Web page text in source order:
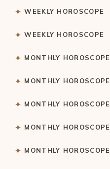
WEEKLY HOROSCOPE
WEEKLY HOROSCOPE
MONTHLY HOROSCOPE
MONTHLY HOROSCOPE
MONTHLY HOROSCOPE
MONTHLY HOROSCOPE
MONTHLY HOROSCOPE